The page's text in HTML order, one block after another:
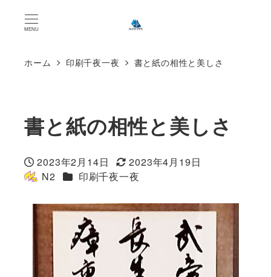
MENU
ホーム 印刷千夜一夜 書と紙の相性と美しさ
書と紙の相性と美しさ
投稿日
2023年2月14日 更新日
2023年4月19日
著 N2 カテゴリー
印刷千夜一夜